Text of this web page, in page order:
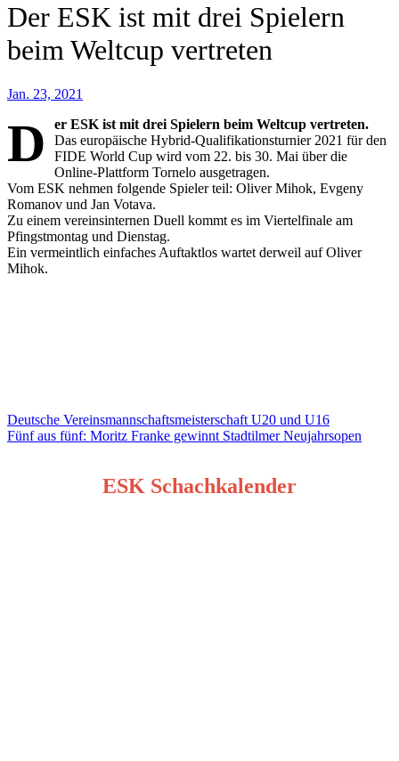
Der ESK ist mit drei Spielern
beim Weltcup vertreten
Jan. 23, 2021
D
er ESK ist mit drei Spielern beim Weltcup vertreten.
Das europäische Hybrid-Qualifikationsturnier 2021 für den
FIDE World Cup wird vom 22. bis 30. Mai über die
Online-Plattform Tornelo ausgetragen.
Vom ESK nehmen folgende Spieler teil: Oliver Mihok, Evgeny
Romanov und Jan Votava.
Zu einem vereinsinternen Duell kommt es im Viertelfinale am
Pfingstmontag und Dienstag.
Ein vermeintlich einfaches Auftaktlos wartet derweil auf Oliver
Mihok.
Beitragsnavigation
Deutsche Vereinsmannschaftsmeisterschaft U20 und U16
Fünf aus fünf: Moritz Franke gewinnt Stadtilmer Neujahrsopen
ESK Schachkalender